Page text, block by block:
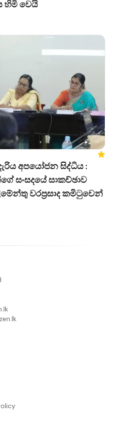
හිමි වෙයි
අපයෝජන සිද්ධිය :
සංසදයේ සාකච්ඡාව
වරප්‍රසාද කමිටුවෙන්